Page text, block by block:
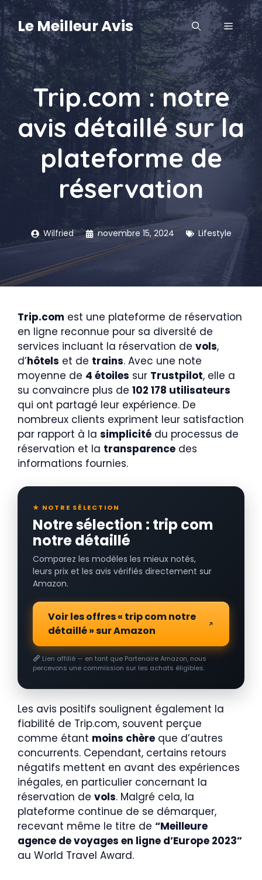
Aller
au
contenu
Le Meilleur Avis MENU
Trip.com : notre
avis détaillé sur la
plateforme de
réservation
Wilfried novembre 15, 2024 Lifestyle
Trip.com est une plateforme de réservation
en ligne reconnue pour sa diversité de
services incluant la réservation de vols,
d’hôtels et de trains. Avec une note
moyenne de 4 étoiles sur Trustpilot, elle a
su convaincre plus de 102 178 utilisateurs
qui ont partagé leur expérience. De
nombreux clients expriment leur satisfaction
par rapport à la simplicité du processus de
réservation et la transparence des
informations fournies.
★ NOTRE SÉLECTION
Notre sélection : trip com
notre détaillé
Comparez les modèles les mieux notés,
leurs prix et les avis vérifiés directement sur
Amazon.
Voir les offres « trip com notre
détaillé » sur Amazon
Lien affilié — en tant que Partenaire Amazon, nous
percevons une commission sur les achats éligibles.
Les avis positifs soulignent également la
fiabilité de Trip.com, souvent perçue
comme étant moins chère que d’autres
concurrents. Cependant, certains retours
négatifs mettent en avant des expériences
inégales, en particulier concernant la
réservation de vols. Malgré cela, la
plateforme continue de se démarquer,
recevant même le titre de “Meilleure
agence de voyages en ligne d’Europe 2023”
au World Travel Award.